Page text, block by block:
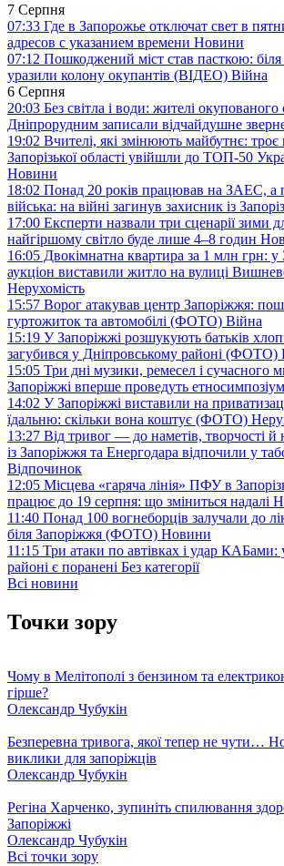
7 Серпня
07:33 Где в Запорожье отключат свет в
адресов с указанием времени Новини
07:12 Пошкоджений міст став пасткою:
уразили колону окупантів (ВІДЕО) Війна
6 Серпня
20:03 Без світла і води: жителі окупованого
Дніпрорудним записали відчайдушне
19:02 Вчителі, які змінюють майбутнє: троє
Запорізької області увійшли до ТОП-50
Новини
18:02 Понад 20 років працював на ЗАЕС, а
війська: на війні загинув захисник із
17:00 Експерти назвали три сценарії зими
найгіршому світло буде лише 4–8 годин
16:05 Двокімнатна квартира за 1 млн грн: у
аукціон виставили житло на вулиці
Нерухомість
15:57 Ворог атакував центр Запоріжжя:
гуртожиток та автомобілі (ФОТО) Війна
15:19 У Запоріжжі розшукують батьків
загубився у Дніпровському районі (ФОТО)
15:05 Три дні музики, ремесел і сучасного
Запоріжжі вперше проведуть етносимпозіум
14:02 У Запоріжжі виставили на
їдальню: скільки вона коштує (ФОТО)
13:27 Від тривог — до наметів, творчості й
із Запоріжжя та Енергодара відпочили у
Відпочинок
12:05 Місцева «гаряча лінія» ПФУ в
працює до 19 серпня: що зміниться надалі
11:40 Понад 100 вогнеборців залучали до
біля Запоріжжя (ФОТО) Новини
11:15 Три атаки по автівках і удар КАБами:
районі є поранені Без категорії
Всі новини
Точки зору
Чому в Мелітополі з бензином та
гірше?
Олександр Чубукін
Безперевна тривога, якої тепер не чути…
виклики для запоріжців
Олександр Чубукін
Регіна Харченко, зупиніть спилювання
Запоріжжі
Олександр Чубукін
Всі точки зору